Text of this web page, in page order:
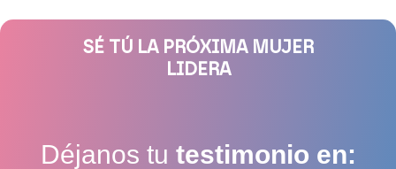
SÉ TÚ LA PRÓXIMA MUJER
LIDERA
Déjanos tu testimonio en: